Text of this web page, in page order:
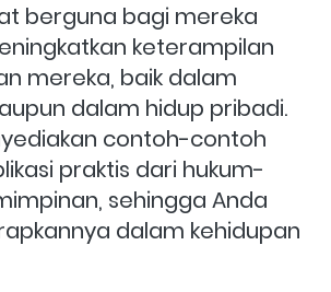
berguna bagi mereka
keterampilan
mereka, baik dalam
dalam hidup pribadi.
contoh-contoh
praktis dari hukum-
sehingga Anda
dalam kehidupan